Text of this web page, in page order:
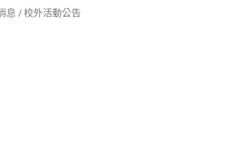
息 /校外活動公告